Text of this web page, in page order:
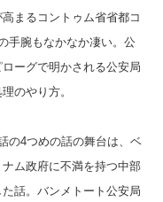
まるコントゥム省省都コ
手腕もなかなか凄い。公
ーグで明かされる公安局
のやり方。
の4つめの話の舞台は、ベ
ム政府に不満を持つ中部
話。バンメトート公安局